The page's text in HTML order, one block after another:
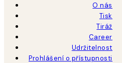
O nás
Tisk
Tiráž
Career
Udržitelnost
Prohlášení o přístupnosti